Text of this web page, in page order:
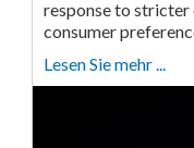
response to stricter
consumer
Lesen Sie mehr ...